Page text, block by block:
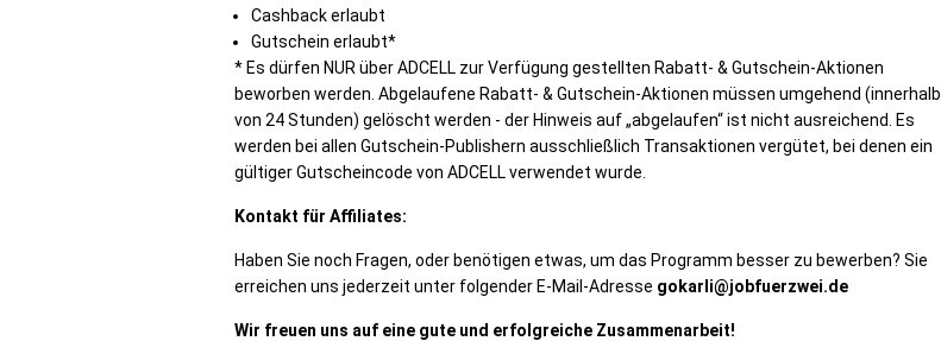
Cashback erlaubt
Gutschein erlaubt*
* Es dürfen NUR über ADCELL zur Verfügung gestellten Rabatt- & Gutschein-Aktionen
beworben werden. Abgelaufene Rabatt- & Gutschein-Aktionen müssen umgehend (innerhalb
von 24 Stunden) gelöscht werden - der Hinweis auf „abgelaufen“ ist nicht ausreichend. Es
werden bei allen Gutschein-Publishern ausschließlich Transaktionen vergütet, bei denen ein
gültiger Gutscheincode von ADCELL verwendet wurde.
Kontakt für Affiliates:
Haben Sie noch Fragen, oder benötigen etwas, um das Programm besser zu bewerben? Sie
erreichen uns jederzeit unter folgender E-Mail-Adresse gokarli@jobfuerzwei.de
Wir freuen uns auf eine gute und erfolgreiche Zusammenarbeit!